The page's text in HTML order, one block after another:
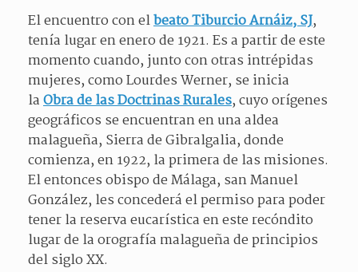
El encuentro con elbeato Tiburcio Arnáiz, SJ,
tenía lugar en enero de 1921. Es a partir de este
momento cuando, junto con otras intrépidas
mujeres, como Lourdes Werner, se inicia
laObra de las Doctrinas Rurales, cuyo orígenes
geográficos se encuentran en una aldea
malagueña, Sierra de Gibralgalia, donde
comienza, en 1922, la primera de las misiones.
El entonces obispo de Málaga, san Manuel
González, les concederá el permiso para poder
tener la reserva eucarística en este recóndito
lugar de la orografía malagueña de principios
del siglo XX.